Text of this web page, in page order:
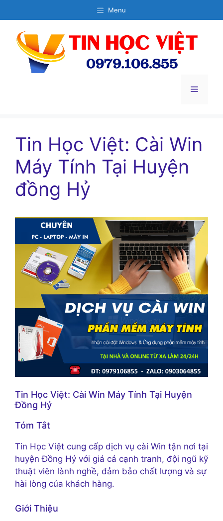
đến
dung
Menu
Menu
Tin Học Việt: Cài Win
Máy Tính Tại Huyện
đồng Hỷ
Tin Học Việt: Cài Win Máy Tính Tại Huyện
Đồng Hỷ
Tóm Tắt
Tin Học Việt cung cấp dịch vụ cài Win tận nơi tại
huyện Đồng Hỷ với giá cả cạnh tranh, đội ngũ kỹ
thuật viên lành nghề, đảm bảo chất lượng và sự
hài lòng của khách hàng.
Giới Thiệu